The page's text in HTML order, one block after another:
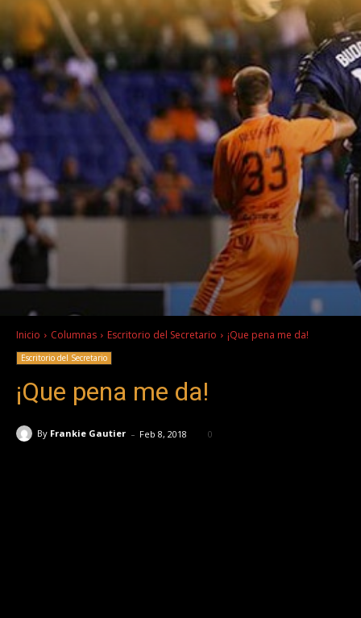
Inicio Columnas Escritorio del Secretario ¡Que pena me da!
Escritorio del Secretario
¡Que pena me da!
By Frankie Gautier - Feb 8, 2018 0